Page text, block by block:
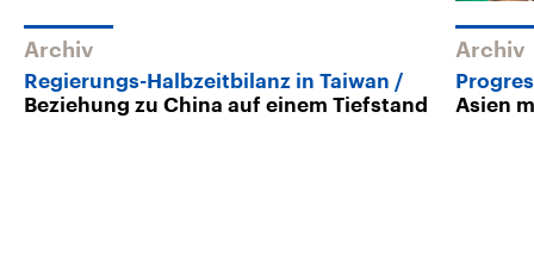
Archiv
Regierungs-Halbzeitbilanz in Taiwan
Beziehung zu China auf einem Tiefstand
Archiv
Asien